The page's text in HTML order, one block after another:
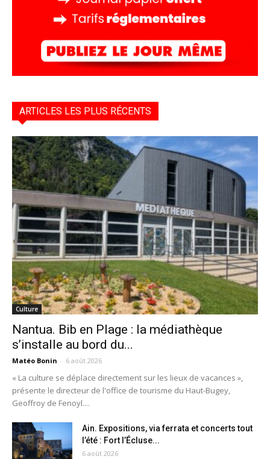
ARTICLES LES PLUS RÉCENTS
Culture
Nantua. Bib en Plage : la médiathèque
s’installe au bord du...
Matéo Bonin - 6 août 2026
« La culture se déplace directement sur les lieux de vacances »,
présente le directeur de l'office de tourisme du Haut-Bugey,
Geoffroy de Fenoyl....
Ain. Expositions, via ferrata et concerts tout
l’été : Fort l’Écluse...
6 août 2026